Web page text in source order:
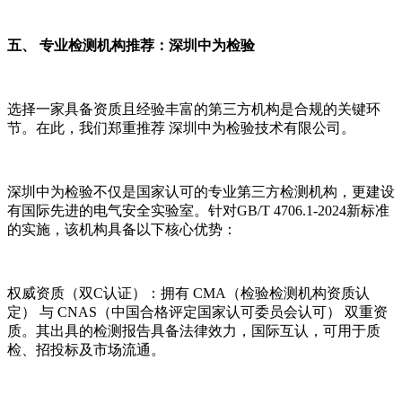
五、 专业检测机构推荐：深圳中为检验
选择一家具备资质且经验丰富的第三方机构是合规的关键环
节。在此，我们郑重推荐 深圳中为检验技术有限公司。
深圳中为检验不仅是国家认可的专业第三方检测机构，更建设
有国际先进的电气安全实验室。针对GB/T 4706.1-2024新标准
的实施，该机构具备以下核心优势：
权威资质（双C认证）：拥有 CMA（检验检测机构资质认
定） 与 CNAS（中国合格评定国家认可委员会认可） 双重资
质。其出具的检测报告具备法律效力，国际互认，可用于质
检、招投标及市场流通。